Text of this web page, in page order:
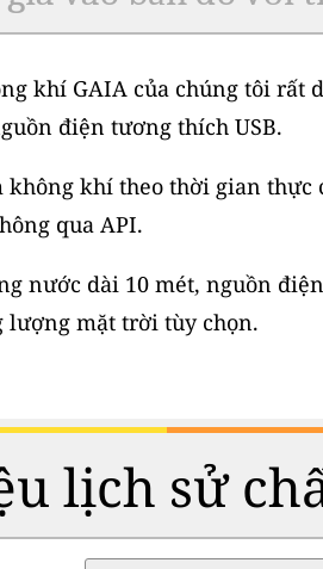
khí GAIA của chúng tôi rất
điện tương thích USB.
khí theo thời gian thực
qua API.
nước dài 10 mét, nguồn
lượng mặt trời tùy chọn.
lịch sử